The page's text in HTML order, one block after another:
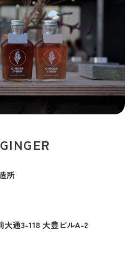
所
通3-118 大豊ビルA-2